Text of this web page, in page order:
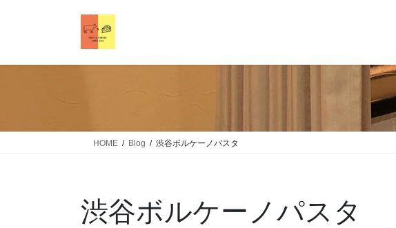
HOME Blog 渋谷ボルケーノパスタ
渋谷ボルケーノパスタ